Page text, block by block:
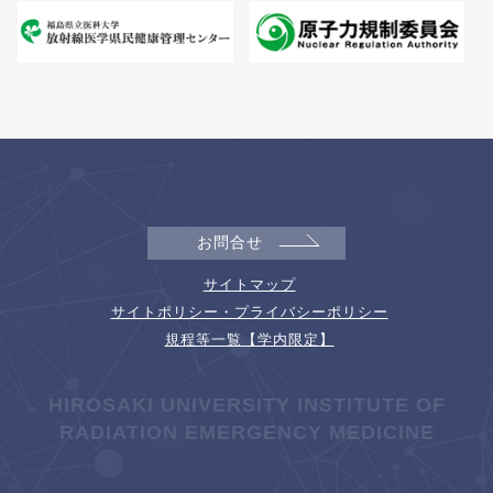
お問合せ
サイトマップ
サイトポリシー・プライバシーポリシー
規程等一覧【学内限定】
HIROSAKI UNIVERSITY INSTITUTE OF
RADIATION EMERGENCY MEDICINE